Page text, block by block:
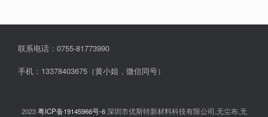
联系电话：0755-81773990
手机：13378403675（黄小姐，微信同号）
2023粤ICP备19145966号-6深圳市优斯特新材料科技有限公司,无尘布,无